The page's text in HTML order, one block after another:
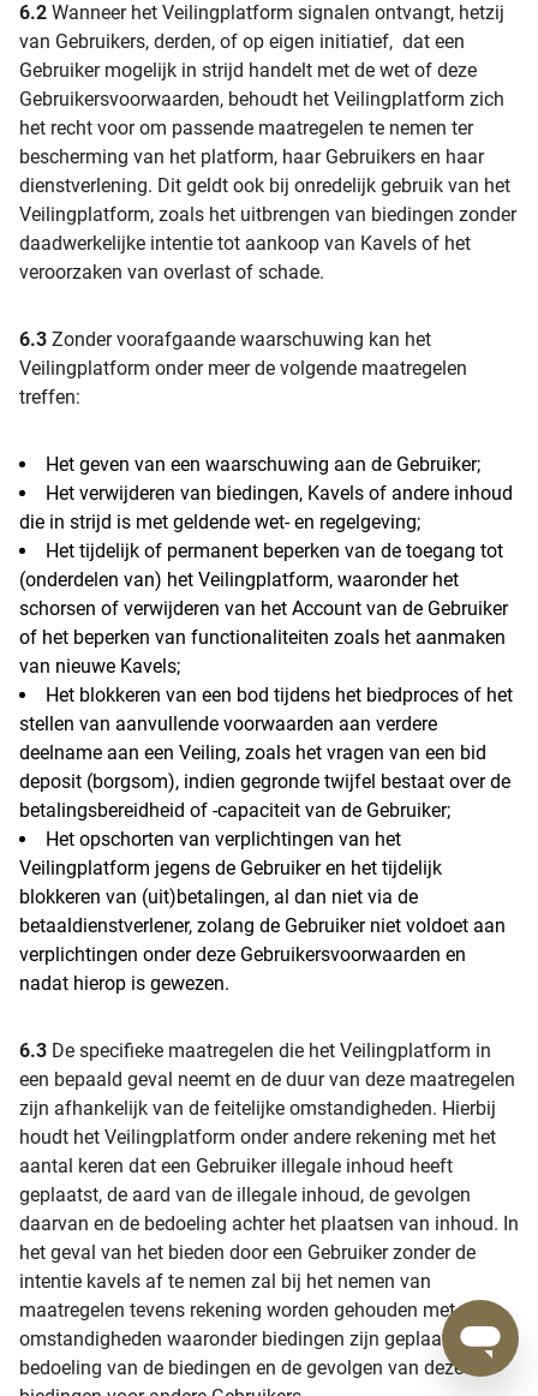
6.2 Wanneer het Veilingplatform signalen ontvangt, hetzij
van Gebruikers, derden, of op eigen initiatief, dat een
Gebruiker mogelijk in strijd handelt met de wet of deze
Gebruikersvoorwaarden, behoudt het Veilingplatform zich
het recht voor om passende maatregelen te nemen ter
bescherming van het platform, haar Gebruikers en haar
dienstverlening. Dit geldt ook bij onredelijk gebruik van het
Veilingplatform, zoals het uitbrengen van biedingen zonder
daadwerkelijke intentie tot aankoop van Kavels of het
veroorzaken van overlast of schade.
6.3 Zonder voorafgaande waarschuwing kan het
Veilingplatform onder meer de volgende maatregelen
treffen:
Het geven van een waarschuwing aan de Gebruiker;
Het verwijderen van biedingen, Kavels of andere inhoud
die in strijd is met geldende wet- en regelgeving;
Het tijdelijk of permanent beperken van de toegang tot
(onderdelen van) het Veilingplatform, waaronder het
schorsen of verwijderen van het Account van de Gebruiker
of het beperken van functionaliteiten zoals het aanmaken
van nieuwe Kavels;
Het blokkeren van een bod tijdens het biedproces of het
stellen van aanvullende voorwaarden aan verdere
deelname aan een Veiling, zoals het vragen van een bid
deposit (borgsom), indien gegronde twijfel bestaat over de
betalingsbereidheid of -capaciteit van de Gebruiker;
Het opschorten van verplichtingen van het
Veilingplatform jegens de Gebruiker en het tijdelijk
blokkeren van (uit)betalingen, al dan niet via de
betaaldienstverlener, zolang de Gebruiker niet voldoet aan
verplichtingen onder deze Gebruikersvoorwaarden en
nadat hierop is gewezen.
6.3 De specifieke maatregelen die het Veilingplatform in
een bepaald geval neemt en de duur van deze maatregelen
zijn afhankelijk van de feitelijke omstandigheden. Hierbij
houdt het Veilingplatform onder andere rekening met het
aantal keren dat een Gebruiker illegale inhoud heeft
geplaatst, de aard van de illegale inhoud, de gevolgen
daarvan en de bedoeling achter het plaatsen van inhoud. In
het geval van het bieden door een Gebruiker zonder de
intentie kavels af te nemen zal bij het nemen van
maatregelen tevens rekening worden gehouden met de
omstandigheden waaronder biedingen zijn geplaatst, de
bedoeling van de biedingen en de gevolgen van deze